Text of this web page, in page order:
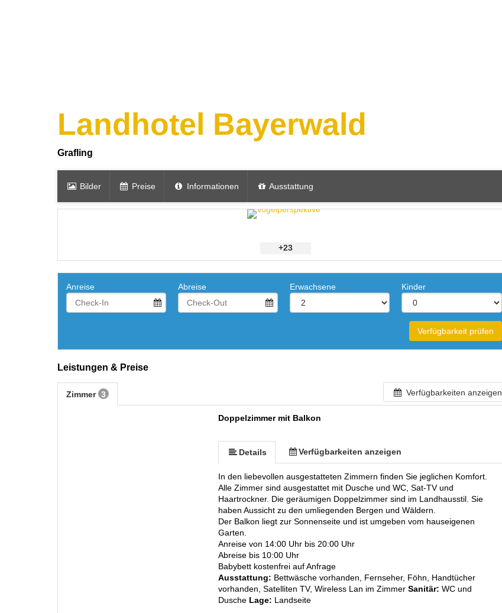
Landhotel Bayerwald
Grafling
Bilder Preise Informationen Ausstattung
+23
Anreise Abreise Erwachsene Kinder
Verfügbarkeit prüfen
Verfügbarkeiten anzeigen
Leistungen & Preise
Zimmer 3
Doppelzimmer mit Balkon
Details Verfügbarkeiten anzeigen
In den liebevollen ausgestatteten Zimmern finden Sie jeglichen Komfort.
Alle Zimmer sind ausgestattet mit Dusche und WC, Sat-TV und
Haartrockner. Die geräumigen Doppelzimmer sind im Landhausstil. Sie
haben Aussicht zu den umliegenden Bergen und Wäldern.
Der Balkon liegt zur Sonnenseite und ist umgeben vom hauseigenen
Garten.
Anreise von 14:00 Uhr bis 20:00 Uhr
Abreise bis 10:00 Uhr
Babybett kostenfrei auf Anfrage
Ausstattung: Bettwäsche vorhanden, Fernseher, Föhn, Handtücher
vorhanden, Satelliten TV, Wireless Lan im Zimmer Sanitär:WC und
Dusche Lage: Landseite